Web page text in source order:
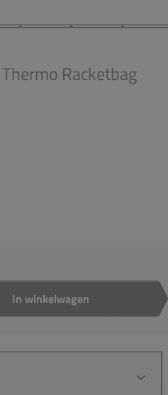
Racketbag
In winkelwagen